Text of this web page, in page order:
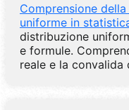
Comprensione
uniforme in
distribuzione
e formule.
reale e la convalida